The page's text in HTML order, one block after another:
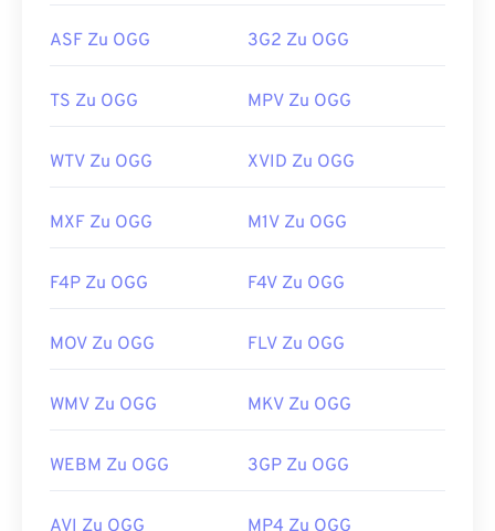
https://en.wikipedia.org/wiki/Ogg
ASF Zu OGG 3G2 Zu OGG
TS Zu OGG MPV Zu OGG
WTV Zu OGG XVID Zu OGG
MXF Zu OGG M1V Zu OGG
F4P Zu OGG F4V Zu OGG
MOV Zu OGG FLV Zu OGG
WMV Zu OGG MKV Zu OGG
WEBM Zu OGG 3GP Zu OGG